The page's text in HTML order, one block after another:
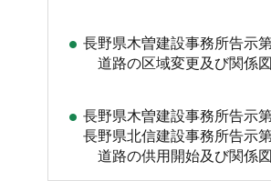
長野県木曽建設事務所告示
道路の区域変更及び関係
長野県木曽建設事務所告示
長野県北信建設事務所告示
道路の供用開始及び関係